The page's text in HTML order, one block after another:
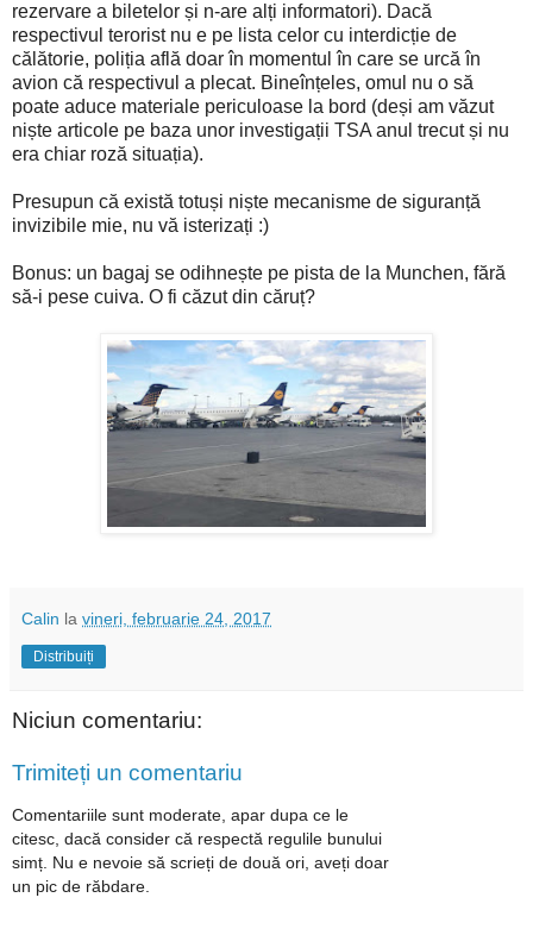
rezervare a biletelor și n-are alți informatori). Dacă
respectivul terorist nu e pe lista celor cu interdicție de
călătorie, poliția află doar în momentul în care se urcă în
avion că respectivul a plecat. Bineînțeles, omul nu o să
poate aduce materiale periculoase la bord (deși am văzut
niște articole pe baza unor investigații TSA anul trecut și nu
era chiar roză situația).
Presupun că există totuși niște mecanisme de siguranță
invizibile mie, nu vă isterizați :)
Bonus: un bagaj se odihnește pe pista de la Munchen, fără
să-i pese cuiva. O fi căzut din căruț?
Calin la vineri, februarie 24, 2017
Distribuiți
Niciun comentariu:
Trimiteți un comentariu
Comentariile sunt moderate, apar dupa ce le
citesc, dacă consider că respectă regulile bunului
simț. Nu e nevoie să scrieți de două ori, aveți doar
un pic de răbdare.